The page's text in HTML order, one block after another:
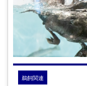
鵜飼関連